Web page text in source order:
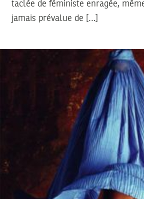
taclée de féministe enragée,
jamais prévalue de […]